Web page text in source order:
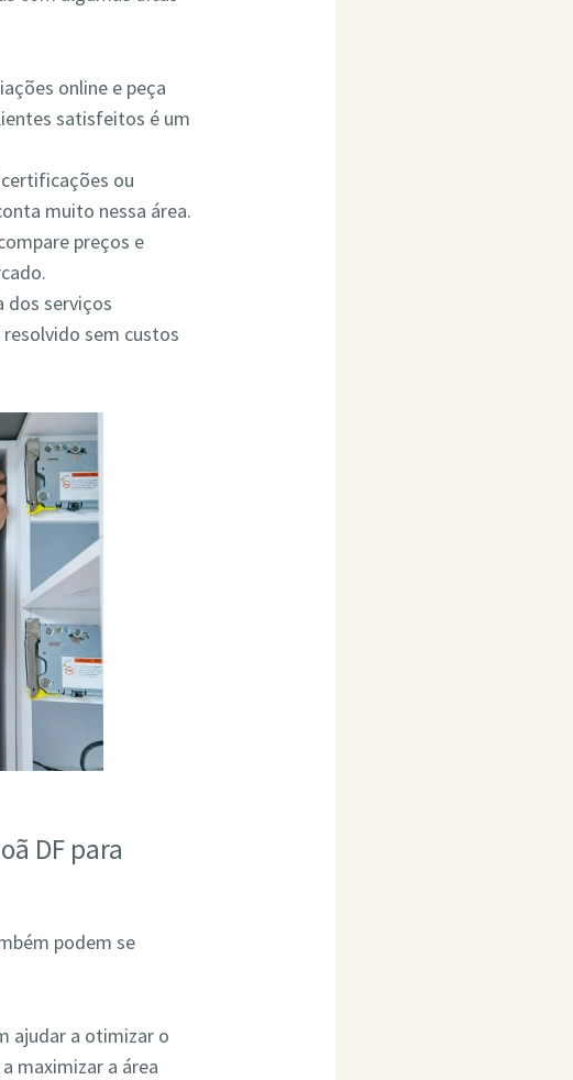
online e peça
satisfeitos é um
ou
muito nessa área.
preços e
dos serviços
sem custos
DF para
podem se
ajudar a otimizar o
maximizar a área